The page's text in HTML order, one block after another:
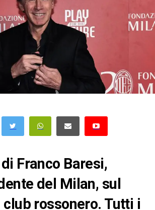
Franco Baresi,
del Milan, sul
rossonero. Tutti i